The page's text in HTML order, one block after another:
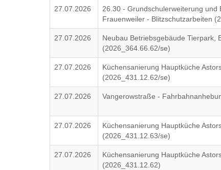
27.07.2026
26.30 - Grundschulerweiterung und
Frauenweiler - Blitzschutzarbeiten
27.07.2026
Neubau Betriebsgebäude Tierpark,
(2026_364.66.62/se)
27.07.2026
Küchensanierung Hauptküche
(2026_431.12.62/se)
27.07.2026 Vangerowstraße -
27.07.2026
Küchensanierung Hauptküche
(2026_431.12.63/se)
27.07.2026
Küchensanierung Hauptküche
(2026_431.12.62)